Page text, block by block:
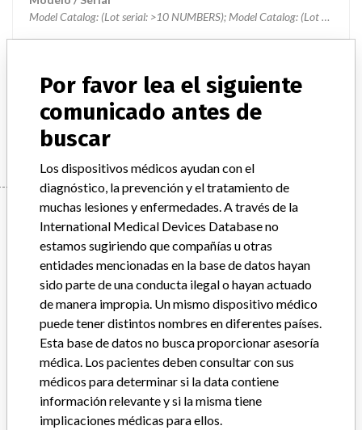
Model Catalog: (Lot serial: >10 NUMBERS); Model Catalog: (Lot serial: CONTACT MANUFACTURER)
Manufacturer
GENERAL ELECTRIC CANADA (OPERATING AS GE
HEALTHCARE)
Manufacturer
GENERAL ELECTRIC CANADA (OPERATING
AS GE HEALTHCARE)
Dirección del fabricante MISSISSAUGA
Empresa matriz del fabricante (2017)
General Electric Company
Source
Por favor lea el siguiente
comunicado antes de
buscar
Los dispositivos médicos ayudan con el
diagnóstico, la prevención y el tratamiento de
muchas lesiones y enfermedades. A través de la
International Medical Devices Database no
estamos sugiriendo que compañías u otras
entidades mencionadas en la base de datos hayan
sido parte de una conducta ilegal o hayan actuado
de manera impropia. Un mismo dispositivo médico
puede tener distintos nombres en diferentes países.
Esta base de datos no busca proporcionar asesoría
médica. Los pacientes deben consultar con sus
médicos para determinar si la data contiene
información relevante y si la misma tiene
implicaciones médicas para ellos.